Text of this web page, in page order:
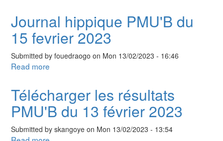
les
résultats
PMU'B
du
14
Journal hippique PMU'B du
15 fevrier 2023
Submitted by fouedraogo on Mon 13/02/2023 - 16:46
Read more
PMU'B
du
15
fevrier
Télécharger les résultats
PMU'B du 13 février 2023
Submitted by skangoye on Mon 13/02/2023 - 13:54